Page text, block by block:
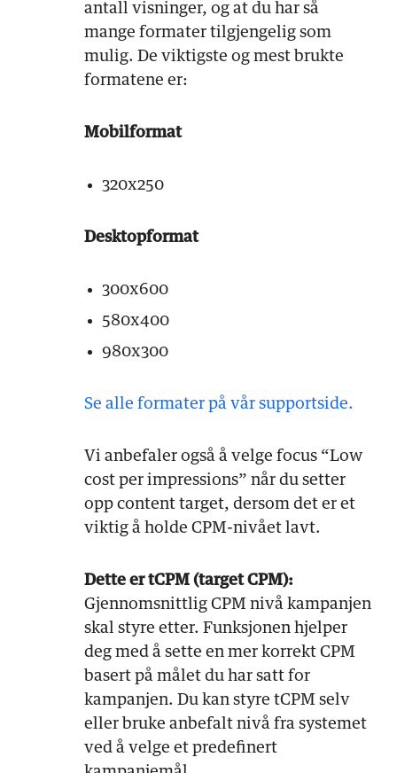
antall visninger, og at du har så
mange formater tilgjengelig som
mulig. De viktigste og mest brukte
formatene er:
Mobilformat
320x250
Desktopformat
300x600
580x400
980x300
Se alle formater på vår supportside.
Vi anbefaler også å velge focus “Low
cost per impressions” når du setter
opp content target, dersom det er et
viktig å holde CPM-nivået lavt.
Dette er tCPM (target CPM):
Gjennomsnittlig CPM nivå kampanjen
skal styre etter. Funksjonen hjelper
deg med å sette en mer korrekt CPM
basert på målet du har satt for
kampanjen. Du kan styre tCPM selv
eller bruke anbefalt nivå fra systemet
ved å velge et predefinert